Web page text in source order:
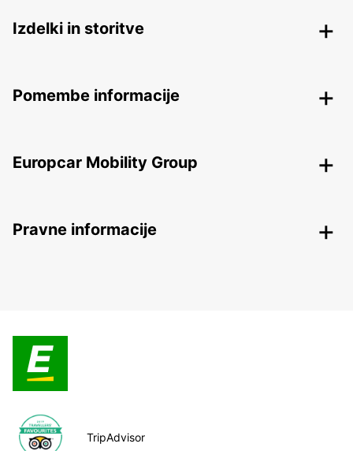
Izdelki in storitve
Pomembe informacije
Europcar Mobility Group
Pravne informacije
TripAdvisor